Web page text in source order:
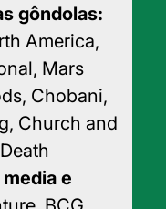
gôndolas:
America,
Mars
Chobani,
Church and
e